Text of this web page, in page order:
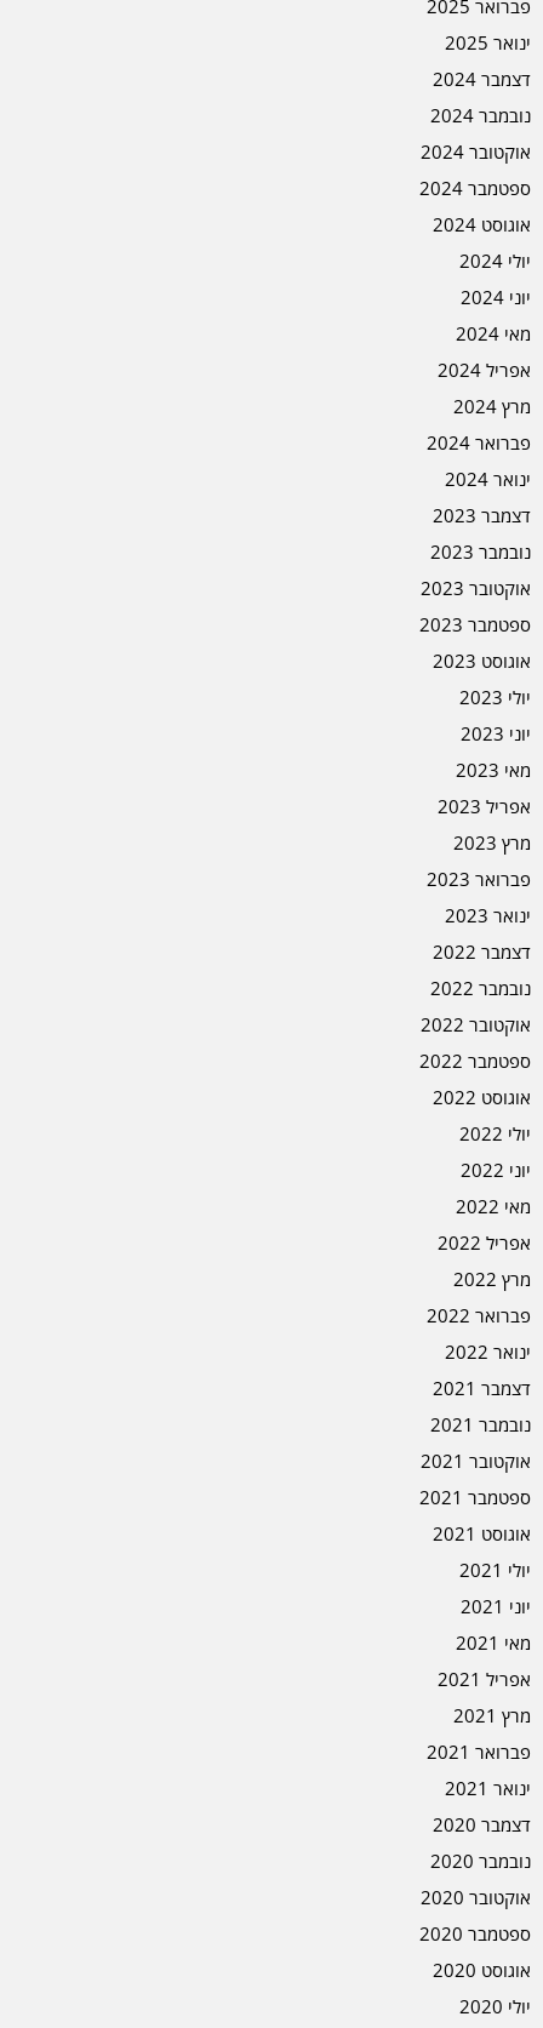
פברואר 2025
ינואר 2025
דצמבר 2024
נובמבר 2024
אוקטובר 2024
ספטמבר 2024
אוגוסט 2024
יולי 2024
יוני 2024
מאי 2024
אפריל 2024
מרץ 2024
פברואר 2024
ינואר 2024
דצמבר 2023
נובמבר 2023
אוקטובר 2023
ספטמבר 2023
אוגוסט 2023
יולי 2023
יוני 2023
מאי 2023
אפריל 2023
מרץ 2023
פברואר 2023
ינואר 2023
דצמבר 2022
נובמבר 2022
אוקטובר 2022
ספטמבר 2022
אוגוסט 2022
יולי 2022
יוני 2022
מאי 2022
אפריל 2022
מרץ 2022
פברואר 2022
ינואר 2022
דצמבר 2021
נובמבר 2021
אוקטובר 2021
ספטמבר 2021
אוגוסט 2021
יולי 2021
יוני 2021
מאי 2021
אפריל 2021
מרץ 2021
פברואר 2021
ינואר 2021
דצמבר 2020
נובמבר 2020
אוקטובר 2020
ספטמבר 2020
אוגוסט 2020
יולי 2020